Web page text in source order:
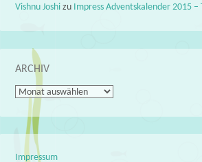
Vishnu Joshi zu Impress Adventskalender 2015 –
ARCHIV
Archiv
Impressum